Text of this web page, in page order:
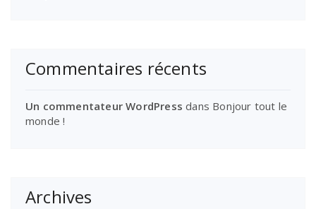
Commentaires récents
Un commentateur WordPress dans Bonjour tout le
monde !
Archives